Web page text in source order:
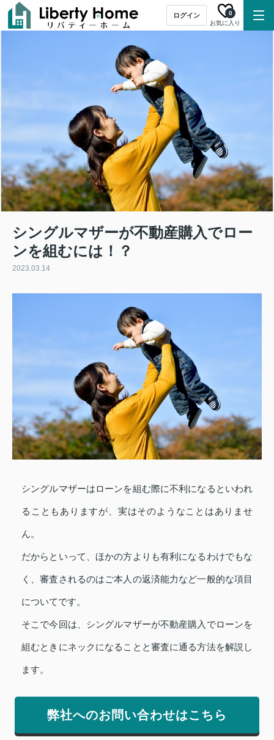
ログイン
お気に入り
0
シングルマザーが不動産購入でロー
ンを組むには！？
2023.03.14
シングルマザーはローンを組む際に不利になるといわれ
ることもありますが、実はそのようなことはありませ
ん。
だからといって、ほかの方よりも有利になるわけでもな
く、審査されるのはご本人の返済能力など一般的な項目
についてです。
そこで今回は、シングルマザーが不動産購入でローンを
組むときにネックになることと審査に通る方法を解説し
ます。
弊社へのお問い合わせはこちら